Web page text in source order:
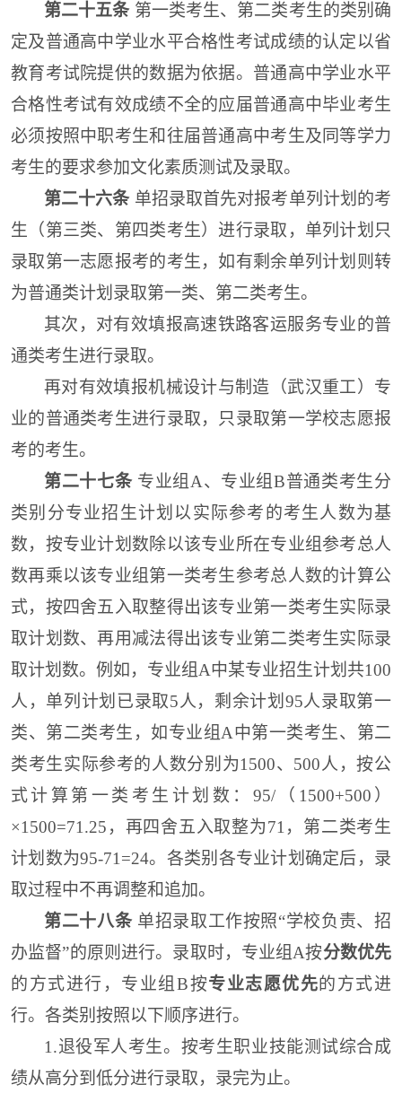
第二十五条 第一类考生、第二类考生的类别确
定及普通高中学业水平合格性考试成绩的认定以省
教育考试院提供的数据为依据。 普通高中学业水平
合格性考试有效成绩不全的应届普通高中毕业考生
必须按照中职考生和往届普通高中考生及同等学力
考生的要求参加文化素质测试及录取。
第二十六条 单招录取首先对报考单列计划的考
生（第三类、第四类考生）进行录取，单列计划只
录取第一志愿报考的考生，如有剩余单列计划则转
为普通类计划录取第一类、第二类考生。
其次，对有效填报高速铁路客运服务专业的普
通类考生进行录取。
再对有效填报机械设计与制造（武汉重工）专
业的普通类考生进行录取，只录取第一学校志愿报
考的考生。
第二十七条 专业组A、专业组B普通类考生分
类别分专业招生计划以实际参考的考生人数为基
数，按专业计划数除以该专业所在专业组参考总人
数再乘以该专业组第一类考生参考总人数的计算公
式， 按四舍五入取整得出该专业第一类考生实际录
取计划数、再用减法得出该专业第二类考生实际录
取计划数。例如， 专业组A中某专业招生计划共100
人，单列 计划已录取5人，剩余计划95人录取第一
类、第二类考生 ，如 专业组A中第一类考生、 第二
类考生实际参考的人数分别为1500、500人，按公
式计算第一类考生计划数： 95/（1500+500）
×1500=71.25，再四舍五入取整为71， 第二类考生
计划数为95-71=24。各类别各专业计划确定后，录
取过程中不再调整和追加。
第二十八条 单招录取工作按照“学校负责、招
办监督”的原则进行。录取时，专业组A按分数优先
的方式进行，专业组B按专业志愿优先的方式进
行。各类别按照以下顺序进行。
1.退役军人考生。 按考生职业技能测试综合成
绩从高分到低分进行录取，录完为止。